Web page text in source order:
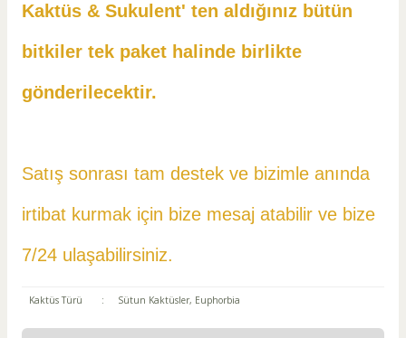
Kaktüs & Sukulent' ten aldığınız bütün
bitkiler tek paket halinde birlikte
gönderilecektir.
Satış sonrası tam destek ve bizimle anında
irtibat kurmak için bize mesaj atabilir ve bize
7/24 ulaşabilirsiniz.
Kaktüs Türü : Sütun Kaktüsler, Euphorbia